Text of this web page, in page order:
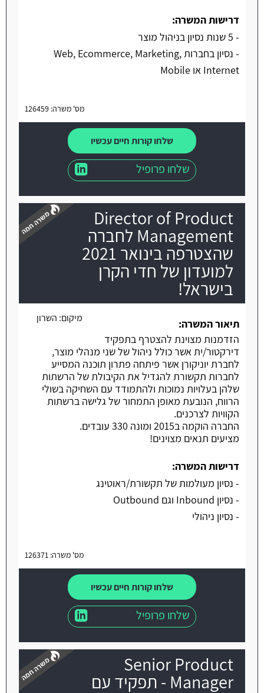
דרישות המשרה:
- 5 שנות נסיון בניהול מוצר
- נסיון בחברות Web, Ecommerce, Marketing,
Internet או Mobile
מס' משרה: 126459
שלחו קורות חיים עכשיו
שלחו פרופיל
Director of Product
Management לחברה
שהצטרפה בינואר 2021
למועדון של חדי הקרן
בישראל!
מיקום: השרון
תיאור המשרה:
הזדמנות מצוינת להצטרף בתפקיד
דירקטור/ית אשר כולל ניהול של שני מנהלי מוצר,
לחברת יוניקורן אשר פיתחה פתרון תוכנה המסייע
לחברות תקשורת להגדיל את הקיבולת של הרשתות
שלהן בעלויות נמוכות ולהתמודד עם השחיקה בשולי
הרווח, הנובעת מאופן התמחור של גלישה ברשתות
הקוויות לצרכנים.
החברה הוקמה ב2015 ומונה 330 עובדים.
מציעים תנאים מצוינים!
דרישות המשרה:
- נסיון מעולמות של תקשורת/ראוטינג
- נסיון Inbound וגם Outbound
- נסיון ניהולי
מס' משרה: 126371
שלחו קורות חיים עכשיו
שלחו פרופיל
Senior Product
Manager - תפקיד עם